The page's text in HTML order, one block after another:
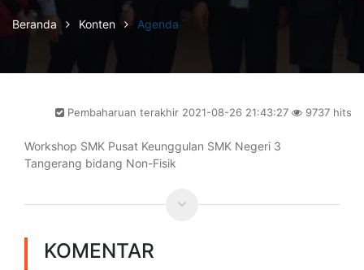
Beranda Konten Agenda
Pembaharuan terakhir 2021-08-26 21:43:27 9737 hits
Workshop SMK Pusat Keunggulan SMK Negeri 3
Tangerang bidang Non-Fisik
KOMENTAR